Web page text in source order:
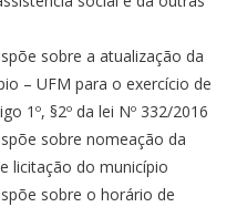
sobre a atualização da
– UFM para o exercício de
1º, §2º da lei Nº 332/2016
sobre nomeação da
licitação do município
sobre o horário de